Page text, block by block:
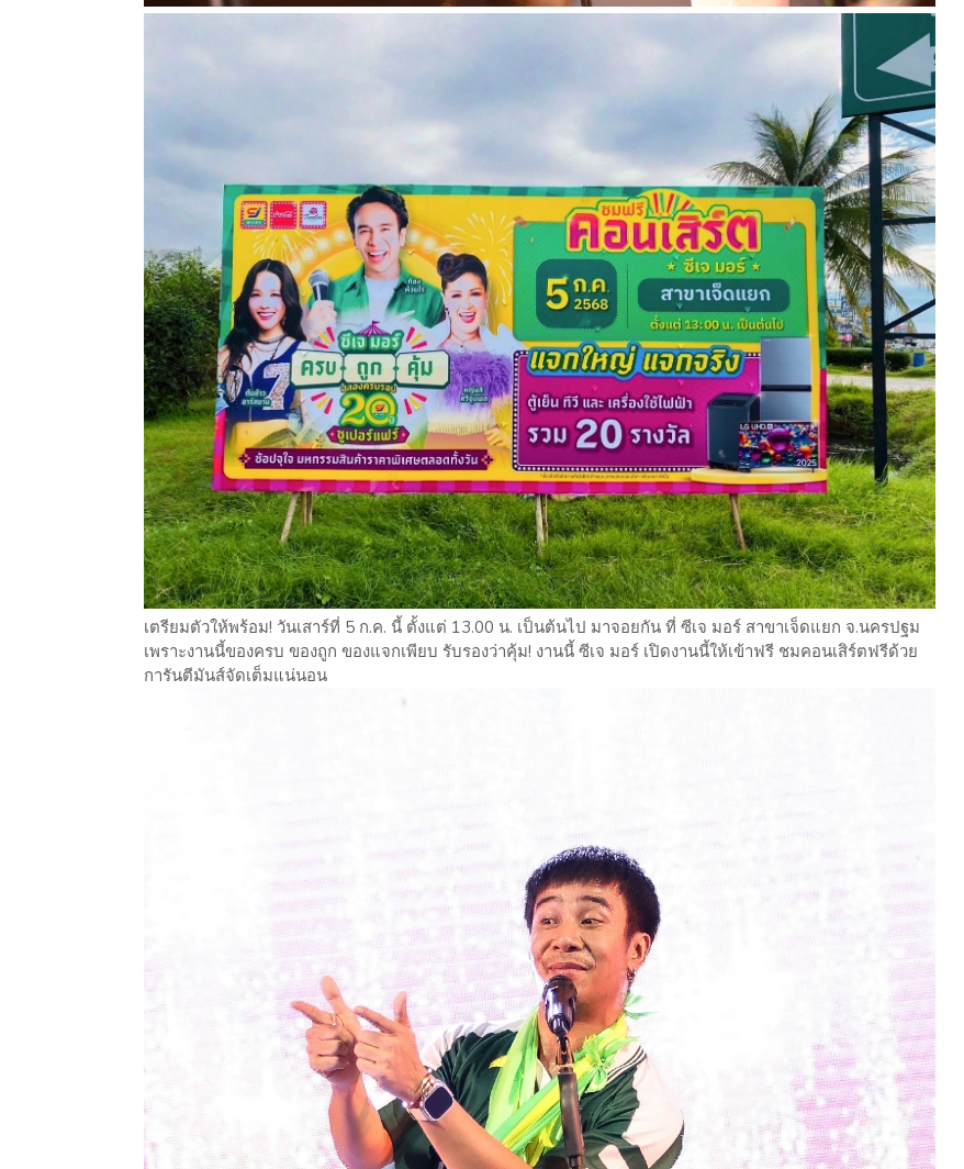
เตรียมตัวให้พร้อม! วันเสาร์ที่ 5 ก.ค. นี้ ตั้งแต่ 13.00 น. เป็นต้นไป มาจอยกัน ที่ ซีเจ มอร์ สาขาเจ็ดแยก จ.นครปฐม
เพราะงานนี้ของครบ ของถูก ของแจกเพียบ รับรองว่าคุ้ม! งานนี้ ซีเจ มอร์ เปิดงานนี้ให้เข้าฟรี ชมคอนเสิร์ตฟรีด้วย
การันตีมันส์จัดเต็มแน่นอน